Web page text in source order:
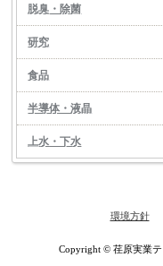
脱臭・除菌
研究
食品
半導体・液晶
上水・下水
環境方針
Copyright © 荏原実業テ